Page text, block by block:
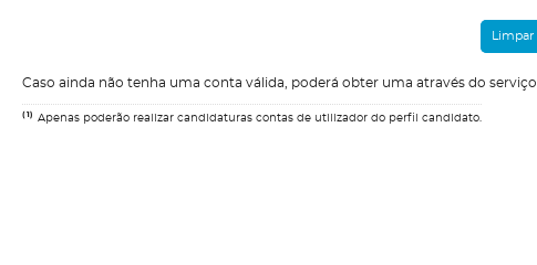
Caso ainda não tenha uma conta válida, poderá obter uma através do serviço
(1) Apenas poderão realizar candidaturas contas de utilizador do perfil candidato.